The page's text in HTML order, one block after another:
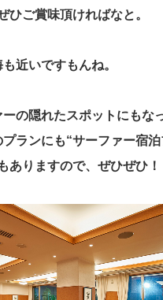
ひご賞味頂ければなと。
近いですもんね。
の隠れたスポットにもな
ランにも“サーファー宿泊
ありますので、ぜひぜひ！